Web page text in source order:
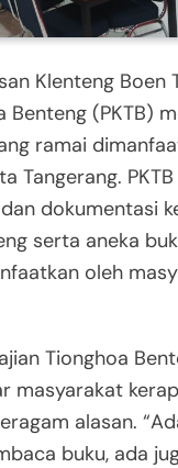
Klenteng Boen
Benteng (PKTB)
ramai
Tangerang.
dokumentasi
serta aneka
oleh
Tionghoa
masyarakat
alasan.
buku, ada